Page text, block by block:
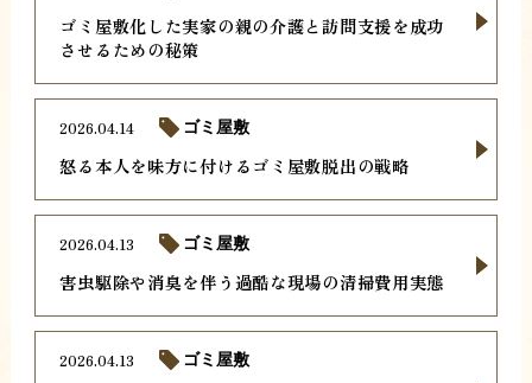
ゴミ屋敷化した実家の親の介護と訪問支援を成功
させるための秘策
怒る本人を味方に付けるゴミ屋敷脱出の戦略
2026.04.14 ゴミ屋敷
害虫駆除や消臭を伴う過酷な現場の清掃費用実態
2026.04.13 ゴミ屋敷
2026.04.13 ゴミ屋敷